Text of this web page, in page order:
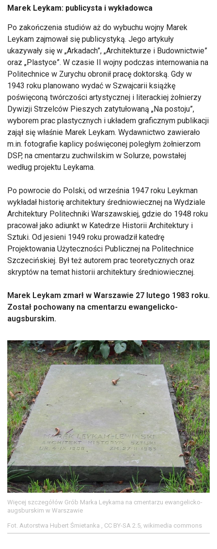
Marek Leykam: publicysta i wykładowca
Po zakończenia studiów aż do wybuchu wojny Marek
Leykam zajmował się publicystyką. Jego artykuły
ukazywały się w „Arkadach”, „Architekturze i Budownictwie”
oraz „Plastyce”. W czasie II wojny podczas internowania na
Politechnice w Zurychu obronił pracę doktorską. Gdy w
1943 roku planowano wydać w Szwajcarii książkę
poświęconą twórczości artystycznej i literackiej żołnierzy
Dywizji Strzelców Pieszych zatytułowaną „Na postoju”,
wyborem prac plastycznych i układem graficznym publikacji
zajął się właśnie Marek Leykam. Wydawnictwo zawierało
m.in. fotografie kaplicy poświęconej poległym żołnierzom
DSP, na cmentarzu zuchwilskim w Solurze, powstałej
według projektu Leykama.
Po powrocie do Polski, od września 1947 roku Leykman
wykładał historię architektury średniowiecznej na Wydziale
Architektury Politechniki Warszawskiej, gdzie do 1948 roku
pracował jako adiunkt w Katedrze Historii Architektury i
Sztuki. Od jesieni 1949 roku prowadził katedrę
Projektowania Użyteczności Publicznej na Politechnice
Szczecińskiej. Był też autorem prac teoretycznych oraz
skryptów na temat historii architektury średniowiecznej.
Marek Leykam zmarł w Warszawie 27 lutego 1983 roku.
Został pochowany na cmentarzu ewangelicko-
augsburskim.
Więcej szczegółów Grób Marka Leykama na cmentarzu ewangelicko-
augsburskim w Warszawie
Fot. Autorstwa Hubert Śmietanka , CC BY-SA 2.5, wikimedia commons